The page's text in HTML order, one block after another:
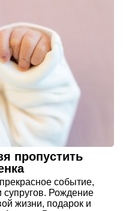
пропустить
событие,
супругов. Рождение
жизни, подарок и